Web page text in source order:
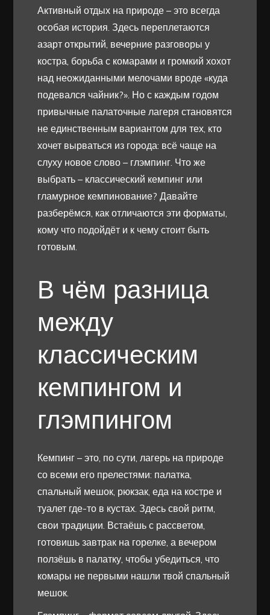
Активный отдых на природе – это всегда
особая история. Здесь переплетаются
азарт открытий, вечерние разговоры у
костра, борьба с комарами и громкий хохот
над неожиданными мелочами вроде «куда
подевался чайник?». Но с каждым годом
привычные палаточные лагеря становятся
не единственным вариантом для тех, кто
хочет вырваться из города: всё чаще на
слуху новое слово – глэмпинг. Что же
выбрать – классический кемпинг или
гламурное кемпинование? Давайте
разберёмся, как отличаются эти форматы,
кому что подойдёт и к чему стоит быть
готовым.
В чём разница
между
классическим
кемпингом и
глэмпингом
Кемпинг – это, по сути, лагерь на природе
со всеми его прелестями: палатка,
спальный мешок, рюкзак, еда на костре и
туалет где-то в кустах. Здесь свой ритм,
свои традиции. Встаёшь с рассветом,
готовишь завтрак на горелке, а вечером
ползёшь в палатку, чтобы убедиться, что
комары не первыми нашли твой спальный
мешок.